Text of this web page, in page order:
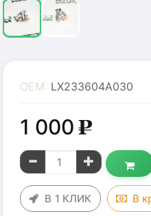
OEM: LX233604A030
1 000g
В 1 КЛИК В